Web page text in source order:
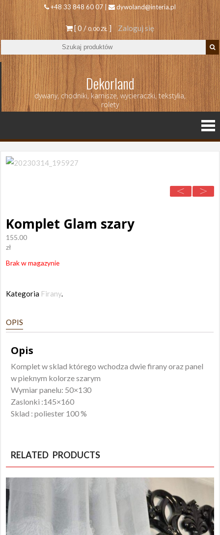
+48 33 848 60 07 | dywoland@interia.pl
[ 0 /0.00 ZŁ ] Zaloguj się
Dekorland
dywany, chodniki, karnisze, wycieraczki, tekstylia,
rolety
Komplet Glam szary
155.00
zł
Brak w magazynie
Kategoria Firany.
OPIS
Opis
Komplet w sklad którego wchodza dwie firany oraz panel
w pieknym kolorze szarym
Wymiar panelu: 50×130
Zaslonki :145×160
Sklad : poliester 100 %
RELATED PRODUCTS